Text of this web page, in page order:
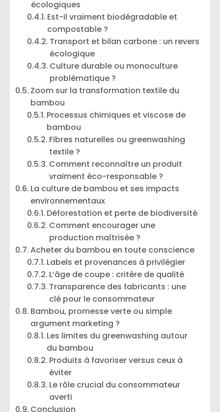
écologiques
Est-il vraiment biodégradable et
compostable ?
Transport et bilan carbone : un revers
écologique
Culture durable ou monoculture
problématique ?
Zoom sur la transformation textile du
bambou
Processus chimiques et viscose de
bambou
Fibres naturelles ou greenwashing
textile ?
Comment reconnaître un produit
vraiment éco-responsable ?
La culture de bambou et ses impacts
environnementaux
Déforestation et perte de biodiversité
Comment encourager une
production maîtrisée ?
Acheter du bambou en toute conscience
Labels et provenances à privilégier
L’âge de coupe : critère de qualité
Transparence des fabricants : une
clé pour le consommateur
Bambou, promesse verte ou simple
argument marketing ?
Les limites du greenwashing autour
du bambou
Produits à favoriser versus ceux à
éviter
Le rôle crucial du consommateur
averti
Conclusion